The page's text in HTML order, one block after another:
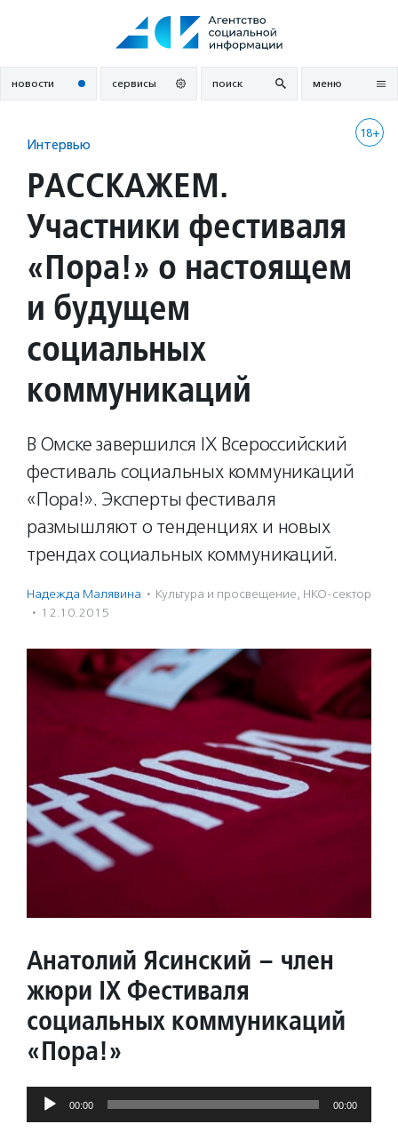
новости сервисы поиск меню
18+
Интервью
РАССКАЖЕМ.
Участники фестиваля
«Пора!» о настоящем
и будущем
социальных
коммуникаций
В Омске завершился IX Всероссийский
фестиваль социальных коммуникаций
«Пора!». Эксперты фестиваля
размышляют о тенденциях и новых
трендах социальных коммуникаций.
Надежда Малявина · Культура и просвещение, НКО-сектор
· 12.10.2015
Анатолий Ясинский – член
жюри IX Фестиваля
социальных коммуникаций
«Пора!»
Аудиоплеер
00:00 00:00